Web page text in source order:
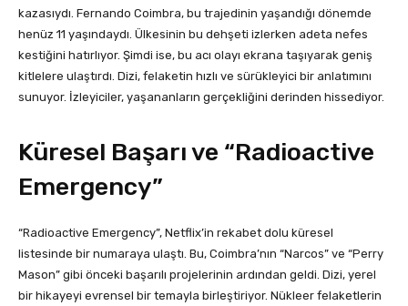
kazasıydı. Fernando Coimbra, bu trajedinin yaşandığı dönemde
henüz 11 yaşındaydı. Ülkesinin bu dehşeti izlerken adeta nefes
kestiğini hatırlıyor. Şimdi ise, bu acı olayı ekrana taşıyarak geniş
kitlelere ulaştırdı. Dizi, felaketin hızlı ve sürükleyici bir anlatımını
sunuyor. İzleyiciler, yaşananların gerçekliğini derinden hissediyor.
Küresel Başarı ve “Radioactive
Emergency”
“Radioactive Emergency”, Netflix’in rekabet dolu küresel
listesinde bir numaraya ulaştı. Bu, Coimbra’nın “Narcos” ve “Perry
Mason” gibi önceki başarılı projelerinin ardından geldi. Dizi, yerel
bir hikayeyi evrensel bir temayla birleştiriyor. Nükleer felaketlerin